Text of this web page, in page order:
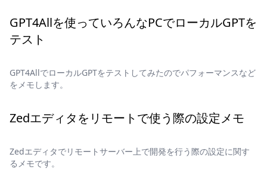
GPT4Allを使っていろんなPCでローカルGPTを
テスト
GPT4AllでローカルGPTをテストしてみたのでパフォーマンスなど
をメモします。
Zedエディタをリモートで使う際の設定メモ
Zedエディタでリモートサーバー上で開発を行う際の設定に関す
るメモです。